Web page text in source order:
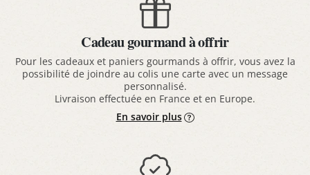
Cadeau gourmand à offrir
Pour les cadeaux et paniers gourmands à offrir, vous avez la
possibilité de joindre au colis une carte avec un message
personnalisé.
Livraison effectuée en France et en Europe.
En savoir plus